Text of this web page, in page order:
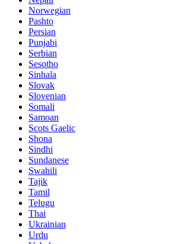
Norwegian
Pashto
Persian
Punjabi
Serbian
Sesotho
Sinhala
Slovak
Slovenian
Somali
Samoan
Scots Gaelic
Shona
Sindhi
Sundanese
Swahili
Tajik
Tamil
Telugu
Thai
Ukrainian
Urdu